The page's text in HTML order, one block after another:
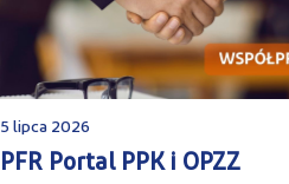
5 lipca 2026
PFR Portal PPK i OPZZ